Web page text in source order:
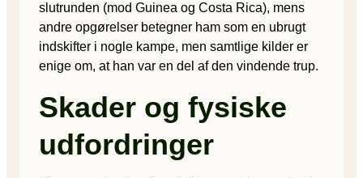
slutrunden (mod Guinea og Costa Rica), mens
andre opgørelser betegner ham som en ubrugt
indskifter i nogle kampe, men samtlige kilder er
enige om, at han var en del af den vindende trup.
Skader og fysiske
udfordringer